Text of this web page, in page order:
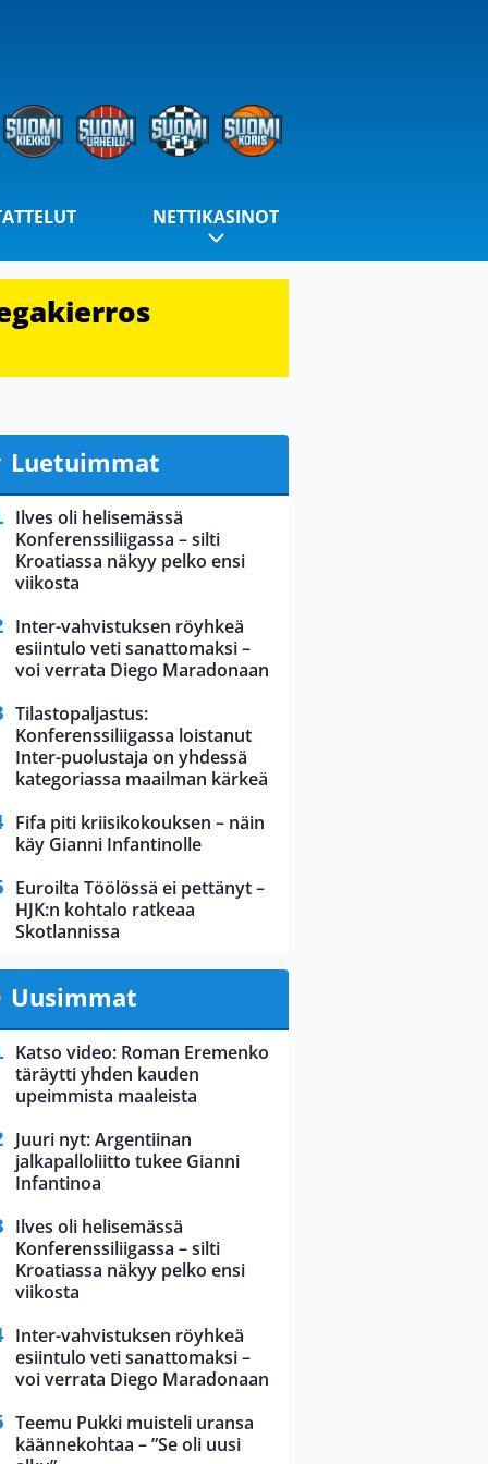
NETTIKASINOT
Luetuimmat
Ilves oli helisemässä
Konferenssiliigassa – silti
Kroatiassa näkyy pelko ensi
viikosta
Inter-vahvistuksen röyhkeä
esiintulo veti sanattomaksi –
voi verrata Diego Maradonaan
Tilastopaljastus:
Konferenssiliigassa loistanut
Inter-puolustaja on yhdessä
kategoriassa maailman kärkeä
Fifa piti kriisikokouksen – näin
käy Gianni Infantinolle
Euroilta Töölössä ei pettänyt –
HJK:n kohtalo ratkeaa
Skotlannissa
Uusimmat
Katso video: Roman Eremenko
täräytti yhden kauden
upeimmista maaleista
Juuri nyt: Argentiinan
jalkapalloliitto tukee Gianni
Infantinoa
Ilves oli helisemässä
Konferenssiliigassa – silti
Kroatiassa näkyy pelko ensi
viikosta
Inter-vahvistuksen röyhkeä
esiintulo veti sanattomaksi –
voi verrata Diego Maradonaan
Teemu Pukki muisteli uransa
käännekohtaa – ”Se oli uusi